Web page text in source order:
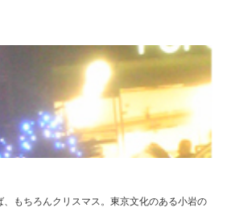
もちろんクリスマス。東京文化のある小岩の